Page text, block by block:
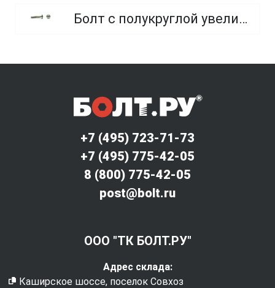
Болт с полукруглой увеличенной головкой и усом класса точности C (мебельный)
+7 (495) 723-71-73
+7 (495) 775-42-05
8 (800) 775-42-05
post@bolt.ru
ООО "ТК БОЛТ.РУ"
Адрес склада:
Каширское шоссе, поселок Совхоз